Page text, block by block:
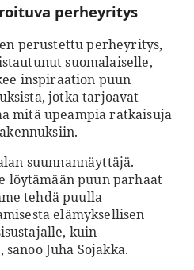
perheyritys
perustettu perheyritys,
suomalaiselle,
inspiraation puun
jotka tarjoavat
mitä upeampia ratkaisuja
suunnannäyttäjä.
löytämään puun parhaat
tehdä puulla
elämyksellisen
kuin
Juha Sojakka.